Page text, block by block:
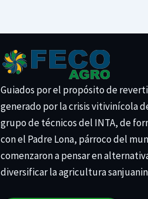
Guiados por el propósito de
generado por la crisis vitivinícola
grupo de técnicos del INTA, de
con el Padre Lona, párroco del
comenzaron a pensar en
diversificar la agricultura